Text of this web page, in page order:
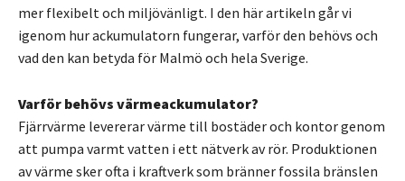
mer flexibelt och miljövänligt. I den här artikeln går vi
igenom hur ackumulatorn fungerar, varför den behövs och
vad den kan betyda för Malmö och hela Sverige.
Varför behövs värmeackumulator?
Fjärrvärme levererar värme till bostäder och kontor genom
att pumpa varmt vatten i ett nätverk av rör. Produktionen
av värme sker ofta i kraftverk som bränner fossila bränslen